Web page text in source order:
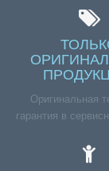
Оригинальная
гарантия в